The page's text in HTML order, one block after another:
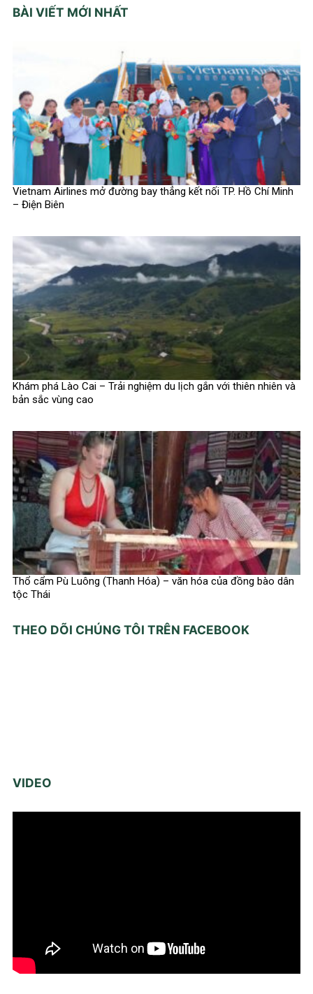
BÀI VIẾT MỚI NHẤT
Vietnam Airlines mở đường bay thẳng kết nối TP. Hồ Chí Minh
– Điện Biên
Khám phá Lào Cai – Trải nghiệm du lịch gắn với thiên nhiên và
bản sắc vùng cao
Thổ cẩm Pù Luông (Thanh Hóa) – văn hóa của đồng bào dân
tộc Thái
THEO DÕI CHÚNG TÔI TRÊN FACEBOOK
VIDEO